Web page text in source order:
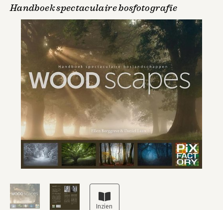
Handboek spectaculaire bosfotografie